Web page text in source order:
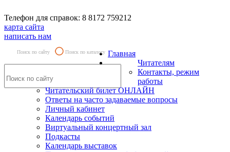
Телефон для справок: 8 8172 759212
карта сайта
написать нам
Поиск по сайту Поиск по каталогу Главная
Читателям
Контакты, режим
работы
Читательский билет ОНЛАЙН
Ответы на часто задаваемые вопросы
Личный кабинет
Календарь событий
Виртуальный концертный зал
Подкасты
Календарь выставок